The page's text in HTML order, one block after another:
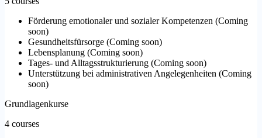
Förderung emotionaler und sozialer Kompetenzen (Coming
soon)
Gesundheitsfürsorge (Coming soon)
Lebensplanung (Coming soon)
Tages- und Alltagsstrukturierung (Coming soon)
Unterstützung bei administrativen Angelegenheiten (Coming
soon)
Grundlagenkurse
4 courses